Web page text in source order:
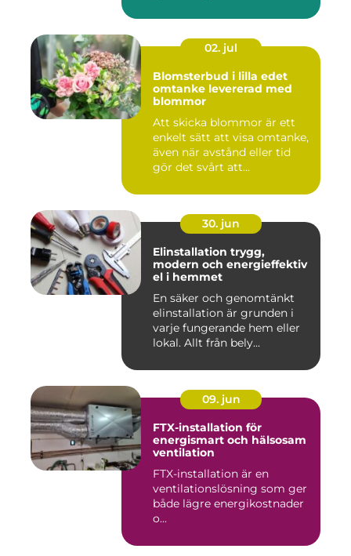
02. jul
Blomsterbud i lilla edet
omtanke levererad med
blommor
Att skicka blommor är ett
enkelt sätt att visa omtanke,
även när avstånd eller tid
gör det svårt att...
30. jun
Elinstallation trygg,
modern och energieffektiv
el i hemmet
En säker och genomtänkt
elinstallation är grunden i
varje fungerande hem eller
lokal. Allt från bely...
09. jun
FTX-installation för
energismart och hälsosam
ventilation
FTX-installation är en
ventilationslösning som ger
både lägre energikostnader
o...